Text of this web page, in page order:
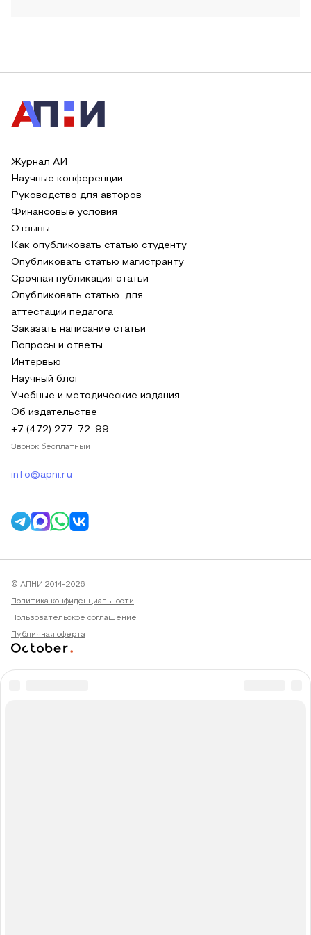
Журнал АИ
Научные конференции
Руководство для авторов
Финансовые условия
Отзывы
Как опубликовать статью студенту
Опубликовать статью магистранту
Срочная публикация статьи
Опубликовать статью для
аттестации педагога
Заказать написание статьи
Вопросы и ответы
Интервью
Научный блог
Учебные и методические издания
Об издательстве
+7 (472) 277-72-99
Звонок бесплатный
info@apni.ru
© АПНИ 2014-2026
Политика конфиденциальности
Пользовательское соглашение
Публичная оферта